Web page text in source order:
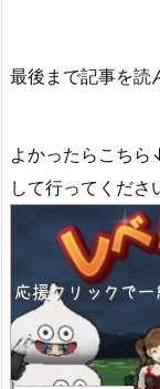
最後まで記事を読
よかったらこち
して行ってくださ